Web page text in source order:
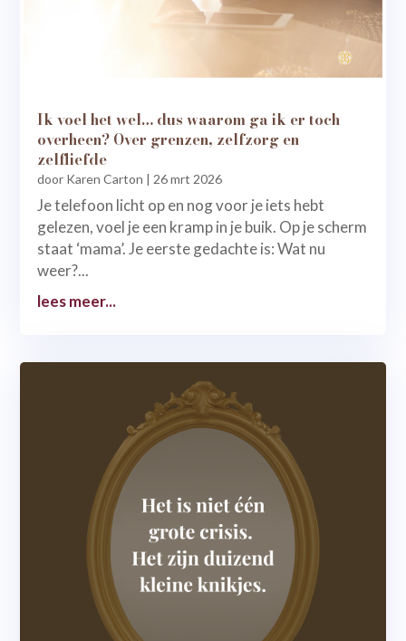
Ik voel het wel… dus waarom ga ik er toch
overheen? Over grenzen, zelfzorg en
zelfliefde
door Karen Carton | 26 mrt 2026
Je telefoon licht op en nog voor je iets hebt
gelezen, voel je een kramp in je buik. Op je scherm
staat ‘mama’. Je eerste gedachte is: Wat nu
weer?...
lees meer...